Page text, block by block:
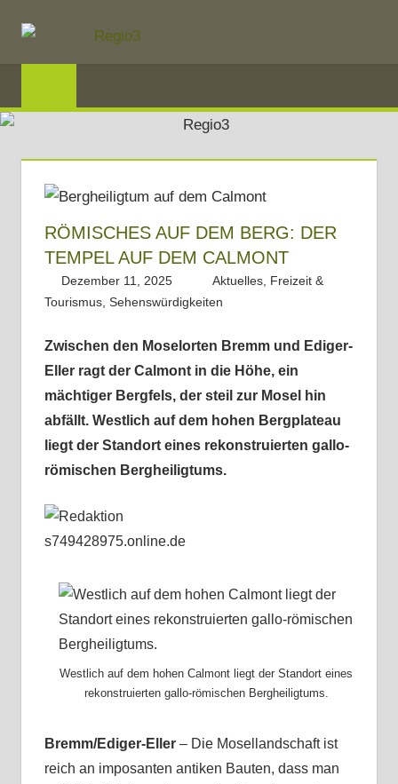
Inhalt
springen
Region
Mosel
und
Dreiländereck
RÖMISCHES AUF DEM BERG: DER
TEMPEL AUF DEM CALMONT
Dezember 11, 2025 Regio3
Aktuelles, Freizeit &
Tourismus, Sehenswürdigkeiten
Zwischen den Moselorten Bremm und Ediger-
Eller ragt der Calmont in die Höhe, ein
mächtiger Bergfels, der steil zur Mosel hin
abfällt. Westlich auf dem hohen Bergplateau
liegt der Standort eines rekonstruierten gallo-
römischen Bergheiligtums.
Westlich auf dem hohen Calmont liegt der Standort eines
rekonstruierten gallo-römischen Bergheiligtums.
Bremm/Ediger-Eller– Die Mosellandschaft ist
reich an imposanten antiken Bauten, dass man